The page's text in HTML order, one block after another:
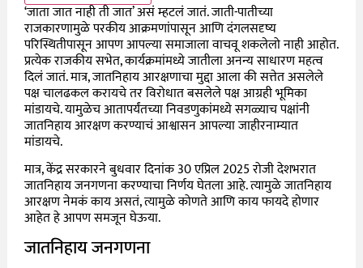
‘जाता जात नाही ती जात’ असं म्हटलं जातं. जाती-पातीच्या
राजकारणामुळे परकीय आक्रमणांपासून आणि दंगलसदृष्य
परिस्थितीपासून आपण आपल्या समाजाला वाचवू शकलेलो नाही आहोत.
प्रत्येक राजकीय सभेत, कार्यक्रमांमध्ये जातीला अनन्य साधारण महत्व
दिलं जातं. मात्र, जातनिहाय आरक्षणाचा मुद्दा आला की सत्तेत असलेले
पक्ष चालढकल करायचे तर विरोधात बसलेले पक्ष आग्रही भूमिका
मांडायचे. यामुळेच आतापर्यंतच्या निवडणुकांमध्ये सगळ्याच पक्षांनी
जातनिहाय आरक्षण करण्याचं आश्वासन आपल्या जाहीरनाम्यात
मांडायचे.
मात्र, केंद्र सरकारने बुधवार दिनांक 30 एप्रिल 2025 रोजी देशभरात
जातनिहाय जनगणना करण्याचा निर्णय घेतला आहे. त्यामुळे जातनिहाय
आरक्षण नेमकं काय असतं, त्यामुळे कोणते आणि काय फायदे होणार
आहेत हे आपण समजून घेऊया.
जातनिहाय जनगणना